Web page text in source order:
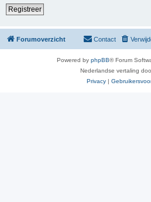
Registreer
Forumoverzicht Contact
Powered by phpBB® Forum
Nederlandse vertaling
Privacy |